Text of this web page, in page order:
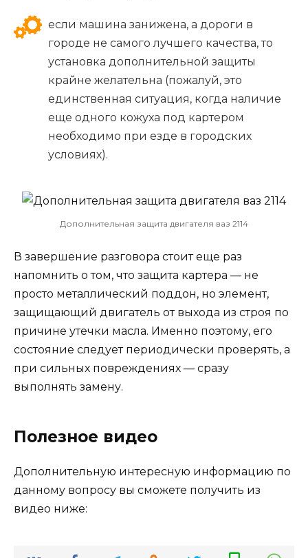
если машина занижена, а дороги в
городе не самого лучшего качества, то
установка дополнительной защиты
крайне желательна (пожалуй, это
единственная ситуация, когда наличие
еще одного кожуха под картером
необходимо при езде в городских
условиях).
Дополнительная защита двигателя ваз 2114
В завершение разговора стоит еще раз
напомнить о том, что защита картера — не
просто металлический поддон, но элемент,
защищающий двигатель от выхода из строя по
причине утечки масла. Именно поэтому, его
состояние следует периодически проверять, а
при сильных повреждениях — сразу
выполнять замену.
Полезное видео
Дополнительную интересную информацию по
данному вопросу вы сможете получить из
видео ниже: